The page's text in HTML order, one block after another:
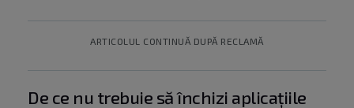
ARTICOLUL CONTINUĂ DUPĂ RECLAMĂ
De ce nu trebuie să închizi aplicațiile